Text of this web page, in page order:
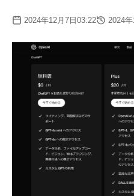
2024年12月7日03:22 2024